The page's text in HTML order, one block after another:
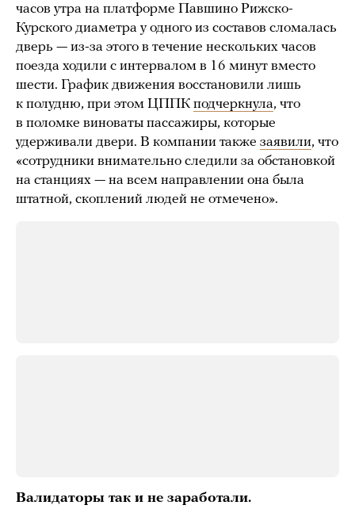
часов утра на платформе Павшино Рижско-
Курского диаметра у одного из составов сломалась
дверь — из-за этого в течение нескольких часов
поезда ходили с интервалом в 16 минут вместо
шести. График движения восстановили лишь
к полудню, при этом ЦППК подчеркнула, что
в поломке виноваты пассажиры, которые
удерживали двери. В компании также заявили, что
«сотрудники внимательно следили за обстановкой
на станциях — на всем направлении она была
штатной, скоплений людей не отмечено».
Валидаторы так и не заработали.